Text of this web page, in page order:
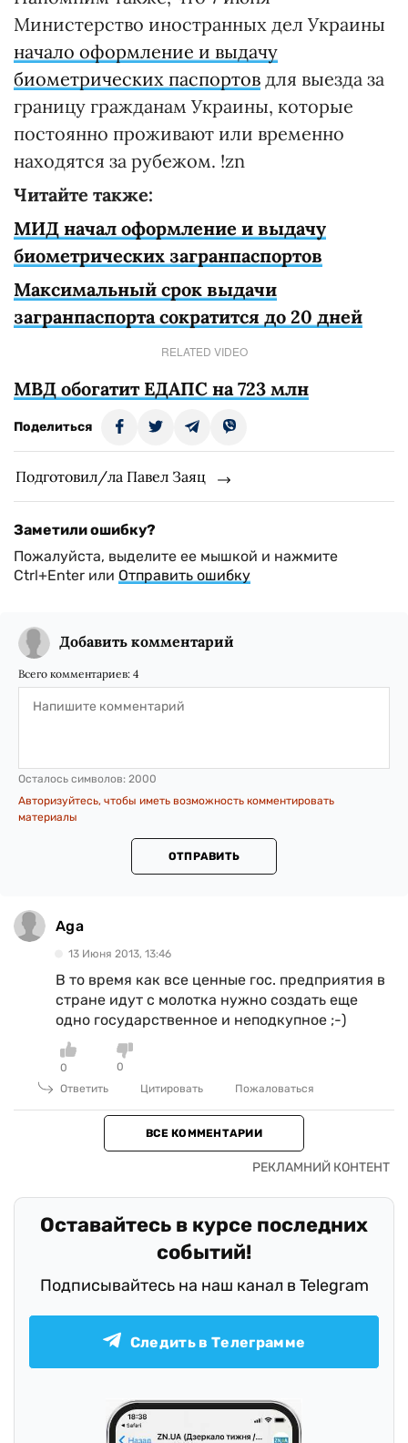
Министерство иностранных дел Украины
начало оформление и выдачу
биометрических паспортов для выезда за
границу гражданам Украины, которые
постоянно проживают или временно
находятся за рубежом. !zn
Читайте также:
МИД начал оформление и выдачу
биометрических загранпаспортов
Максимальный срок выдачи
загранпаспорта сократится до 20 дней
RELATED VIDEO
МВД обогатит ЕДАПС на 723 млн
Поделиться
Подготовил/ла Павел Заяц
Заметили ошибку?
Пожалуйста, выделите ее мышкой и нажмите
Ctrl+Enter или Отправить ошибку
Добавить комментарий
Всего комментариев: 4
Осталось символов: 2000
Авторизуйтесь, чтобы иметь возможность комментировать
материалы
ОТПРАВИТЬ
Aga
13 Июня 2013, 13:46
В то время как все ценные гос. предприятия в
стране идут с молотка нужно создать еще
одно государственное и неподкупное ;-)
0
0
Ответить
Цитировать Пожаловаться
ВСЕ КОММЕНТАРИИ
Оставайтесь в курсе последних
событий!
Подписывайтесь на наш канал в Telegram
Следить в Телеграмме